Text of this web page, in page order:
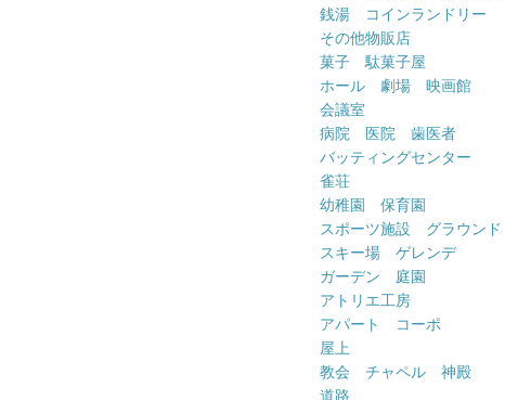
銭湯 コインランドリー
その他物販店
菓子 駄菓子屋
ホール 劇場 映画館
会議室
病院 医院 歯医者
バッティングセンター
雀荘
幼稚園 保育園
スポーツ施設 グラウンド
スキー場 ゲレンデ
ガーデン 庭園
アトリエ工房
アパート コーポ
屋上
教会 チャペル 神殿
道路